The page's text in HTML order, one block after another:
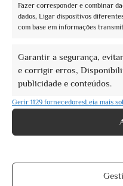
Fazer corresponder e combinar
dados, Ligar dispositivos
com base em informações
Garantir a segurança,
e corrigir erros,
publicidade e conteúdos.
Gerir 1129 fornecedoresLeia mais
Itinerari e paesaggi dell’acqua
Assisi: 5 eventos encontrados. Showing